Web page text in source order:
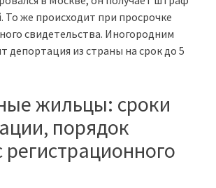
То же происходит при просрочке
свидетельства. Иногородним
депортация из страны на срок до 5
жильцы: сроки
порядок
регистрационного